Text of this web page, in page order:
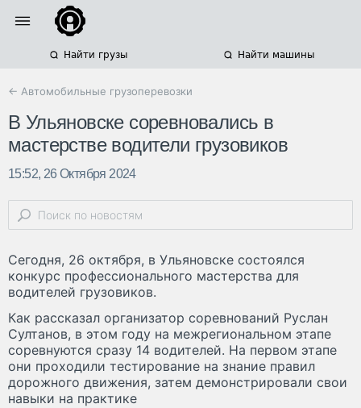
Найти грузы Найти машины
← Автомобильные грузоперевозки
В Ульяновске соревновались в
мастерстве водители грузовиков
15:52, 26 Октября 2024
Сегодня, 26 октября, в Ульяновске состоялся
конкурс профессионального мастерства для
водителей грузовиков.
Как рассказал организатор соревнований Руслан
Султанов, в этом году на межрегиональном этапе
соревнуются сразу 14 водителей. На первом этапе
они проходили тестирование на знание правил
дорожного движения, затем демонстрировали свои
навыки на практике